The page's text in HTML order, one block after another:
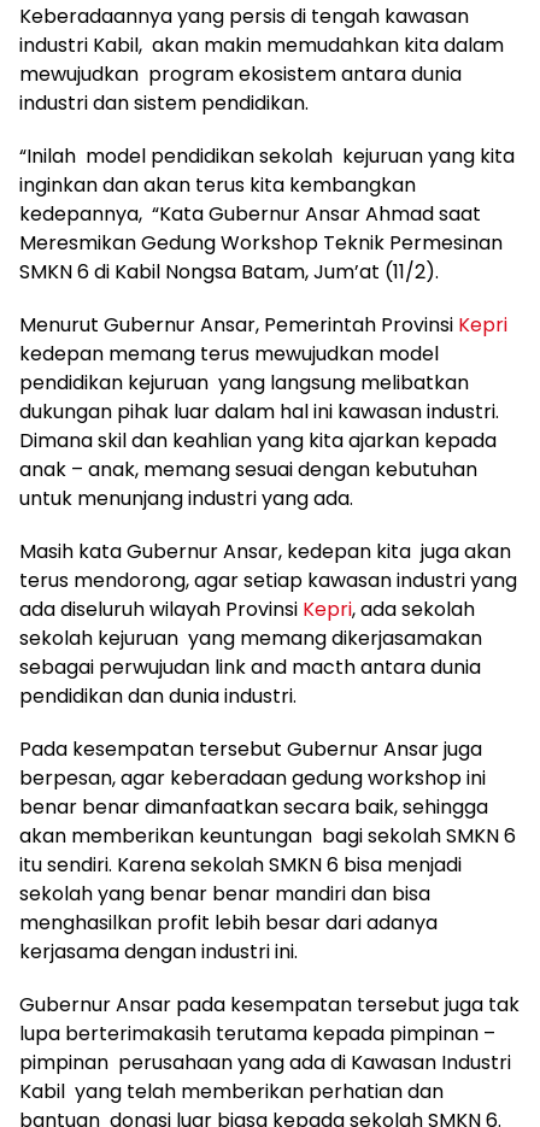
Keberadaannya yang persis di tengah kawasan
industri Kabil, akan makin memudahkan kita dalam
mewujudkan program ekosistem antara dunia
industri dan sistem pendidikan.
“Inilah model pendidikan sekolah kejuruan yang kita
inginkan dan akan terus kita kembangkan
kedepannya, “Kata Gubernur Ansar Ahmad saat
Meresmikan Gedung Workshop Teknik Permesinan
SMKN 6 di Kabil Nongsa Batam, Jum’at (11/2).
Menurut Gubernur Ansar, Pemerintah Provinsi Kepri
kedepan memang terus mewujudkan model
pendidikan kejuruan yang langsung melibatkan
dukungan pihak luar dalam hal ini kawasan industri.
Dimana skil dan keahlian yang kita ajarkan kepada
anak – anak, memang sesuai dengan kebutuhan
untuk menunjang industri yang ada.
Masih kata Gubernur Ansar, kedepan kita juga akan
terus mendorong, agar setiap kawasan industri yang
ada diseluruh wilayah Provinsi Kepri, ada sekolah
sekolah kejuruan yang memang dikerjasamakan
sebagai perwujudan link and macth antara dunia
pendidikan dan dunia industri.
Pada kesempatan tersebut Gubernur Ansar juga
berpesan, agar keberadaan gedung workshop ini
benar benar dimanfaatkan secara baik, sehingga
akan memberikan keuntungan bagi sekolah SMKN 6
itu sendiri. Karena sekolah SMKN 6 bisa menjadi
sekolah yang benar benar mandiri dan bisa
menghasilkan profit lebih besar dari adanya
kerjasama dengan industri ini.
Gubernur Ansar pada kesempatan tersebut juga tak
lupa berterimakasih terutama kepada pimpinan –
pimpinan perusahaan yang ada di Kawasan Industri
Kabil yang telah memberikan perhatian dan
bantuan donasi luar biasa kepada sekolah SMKN 6.